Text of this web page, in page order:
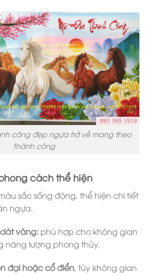
công đẹp ngựa trở về mang theo
thành công
cách thể hiện
sắc sống động, thể hiện chi tiết
ngựa.
vàng:phù hợp cho không gian
năng lượng phong thủy.
đại hoặc cổ điển, tùy không gian